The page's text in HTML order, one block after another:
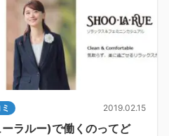
2019.02.15
ラルー)で働くのってど